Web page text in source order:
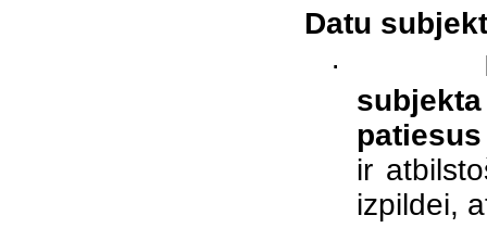
Datu
·
ir
izpildei,